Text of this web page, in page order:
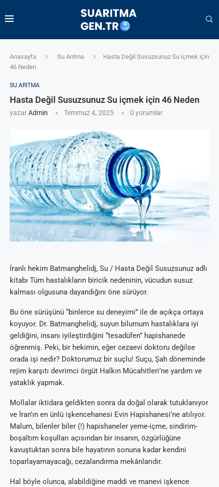
Anasayfa Su Arıtma
Hasta Değil Susuzsunuz Su içmek için
46 Neden
SU ARITMA
Hasta Değil Susuzsunuz Su içmek için 46 Neden
yazarAdmin Temmuz 4, 2025 0 yorumlar
İranlı hekim Batmanghelidj, Su / Hasta Değil Susuzsunuz adlı
kitabı Tüm hastalıkların biricik nedeninin, vücudun susuz
kalması olgusuna dayandığını öne sürüyor.
Bu öne sürüşünü “binlerce su deneyimi” ile de açıkça ortaya
koyuyor. Dr. Batmanghelidj, suyun bilumum hastalıklara iyi
geldiğini, insanı iyileştirdiğini “tesadüfen” hapishanede
öğrenmiş. Peki, bir hekimin, eğer cezaevi doktoru değilse
orada işi nedir? Doktorumuz bir suçlu! Suçu, Şah döneminde
rejim karşıtı devrimci örgüt Halkın Mücahitleri’ne yardım ve
yataklık yapmak.
Mollalar iktidara geldikten sonra da doğal olarak tutuklanıyor
ve İran’ın en ünlü işkencehanesi Evin Hapishanesi’ne atılıyor.
Malum, bilenler biler (!) hapishaneler yeme-içme, sindirim-
boşaltım koşulları açısından bir insanın, özgürlüğüne
kavuştuktan sonra bile hayatının sonuna kadar kendini
toparlayamayacağı, cezalandırma mekânlarıdır.
Hal böyle olunca, alabildiğine maddi ve manevi işkence